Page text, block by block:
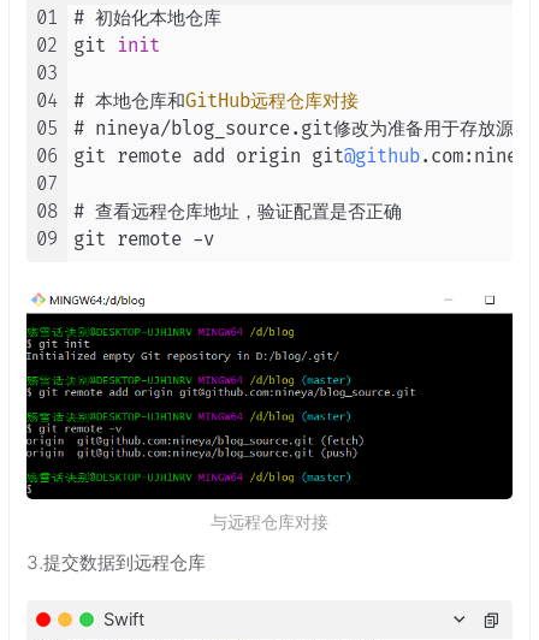
01
02
03
04
05
06
07
08
09
# 初始化本地仓库
git
init
# 本地仓库和GitHub远程仓库对接
# nineya/blog_source.git修改为准备用于存放源码
git remote add origin git@github.com:nineya
# 查看远程仓库地址，验证配置是否正确
git remote -
与远程仓库对接
3.提交数据到远程仓库
Swift